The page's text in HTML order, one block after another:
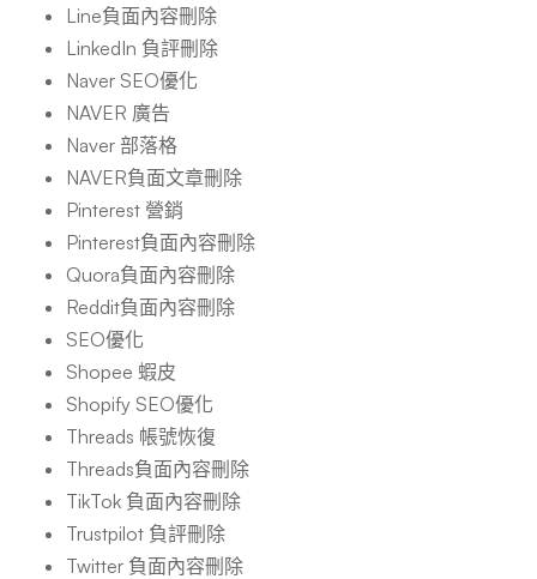
Line負面內容刪除
LinkedIn 負評刪除
Naver SEO優化
NAVER 廣告
Naver 部落格
NAVER負面文章刪除
Pinterest 營銷
Pinterest負面內容刪除
Quora負面內容刪除
Reddit負面內容刪除
SEO優化
Shopee 蝦皮
Shopify SEO優化
Threads 帳號恢復
Threads負面內容刪除
TikTok 負面內容刪除
Trustpilot 負評刪除
Twitter 負面內容刪除